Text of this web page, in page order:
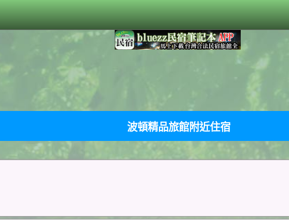
波頓精品旅館附近住宿